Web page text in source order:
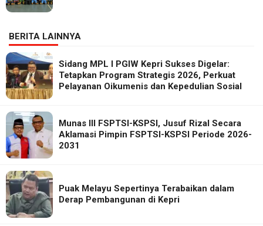
BERITA LAINNYA
Sidang MPL I PGIW Kepri Sukses Digelar:
Tetapkan Program Strategis 2026, Perkuat
Pelayanan Oikumenis dan Kepedulian Sosial
Munas III FSPTSI-KSPSI, Jusuf Rizal Secara
Aklamasi Pimpin FSPTSI-KSPSI Periode 2026-
2031
Puak Melayu Sepertinya Terabaikan dalam
Derap Pembangunan di Kepri